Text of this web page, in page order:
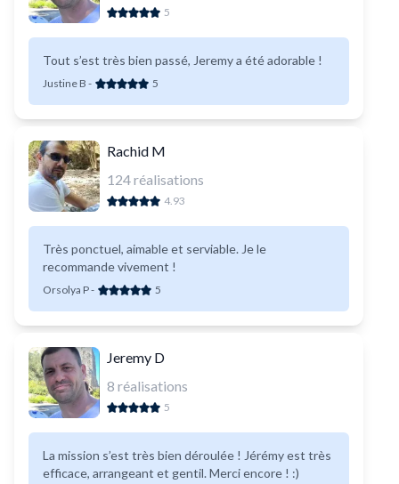
5
Tout s’est très bien passé, Jeremy a été adorable !
Justine B - 5
Rachid M
124réalisations
4.93
Très ponctuel, aimable et serviable. Je le
recommande vivement !
Orsolya P- 5
Jeremy D
8 réalisations
5
La mission s’est très bien déroulée ! Jérémy est très
efficace, arrangeant et gentil. Merci encore ! :)